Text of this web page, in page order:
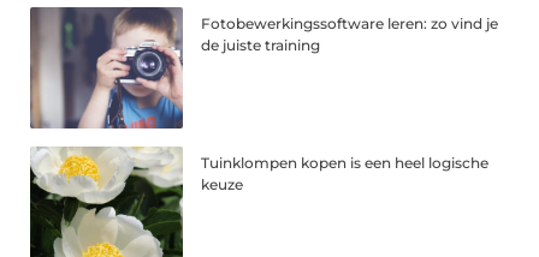
Fotobewerkingssoftware leren: zo vind je
de juiste training
Tuinklompen kopen is een heel logische
keuze